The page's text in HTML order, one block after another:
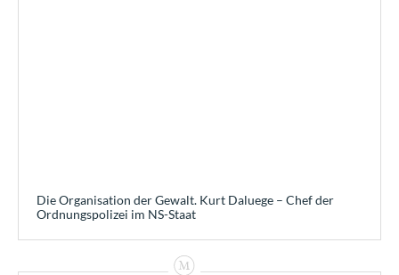
Die Organisation der Gewalt. Kurt Daluege – Chef der
Ordnungspolizei im NS-Staat